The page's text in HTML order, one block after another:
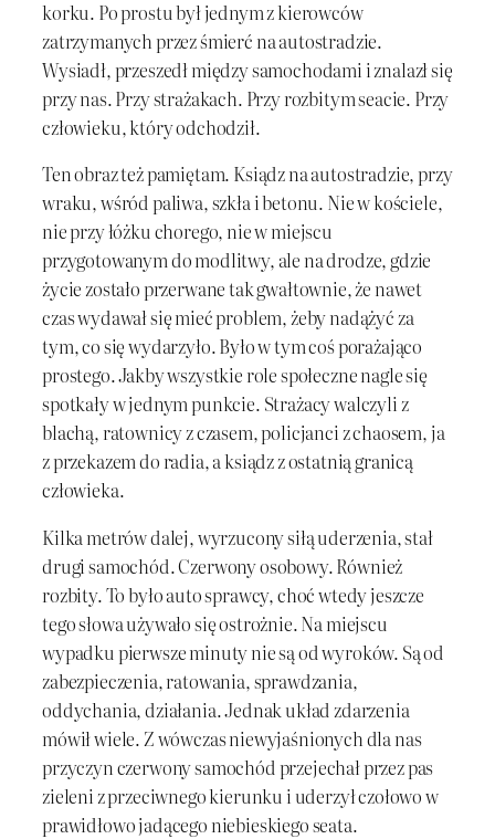
korku. Po prostu był jednym z kierowców
zatrzymanych przez śmierć na autostradzie.
Wysiadł, przeszedł między samochodami i znalazł się
przy nas. Przy strażakach. Przy rozbitym seacie. Przy
człowieku, który odchodził.
Ten obraz też pamiętam. Ksiądz na autostradzie, przy
wraku, wśród paliwa, szkła i betonu. Nie w kościele,
nie przy łóżku chorego, nie w miejscu
przygotowanym do modlitwy, ale na drodze, gdzie
życie zostało przerwane tak gwałtownie, że nawet
czas wydawał się mieć problem, żeby nadążyć za
tym, co się wydarzyło. Było w tym coś porażająco
prostego. Jakby wszystkie role społeczne nagle się
spotkały w jednym punkcie. Strażacy walczyli z
blachą, ratownicy z czasem, policjanci z chaosem, ja
z przekazem do radia, a ksiądz z ostatnią granicą
człowieka.
Kilka metrów dalej, wyrzucony siłą uderzenia, stał
drugi samochód. Czerwony osobowy. Również
rozbity. To było auto sprawcy, choć wtedy jeszcze
tego słowa używało się ostrożnie. Na miejscu
wypadku pierwsze minuty nie są od wyroków. Są od
zabezpieczenia, ratowania, sprawdzania,
oddychania, działania. Jednak układ zdarzenia
mówił wiele. Z wówczas niewyjaśnionych dla nas
przyczyn czerwony samochód przejechał przez pas
zieleni z przeciwnego kierunku i uderzył czołowo w
prawidłowo jadącego niebieskiego seata.